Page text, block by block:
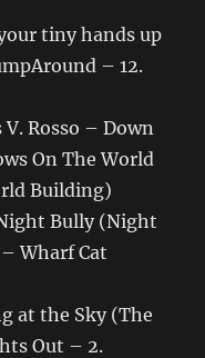
tiny hands up
– 12.
Rosso – Down
On The World
Building)
Bully (Night
Wharf Cat
at the Sky (The
Out – 2.